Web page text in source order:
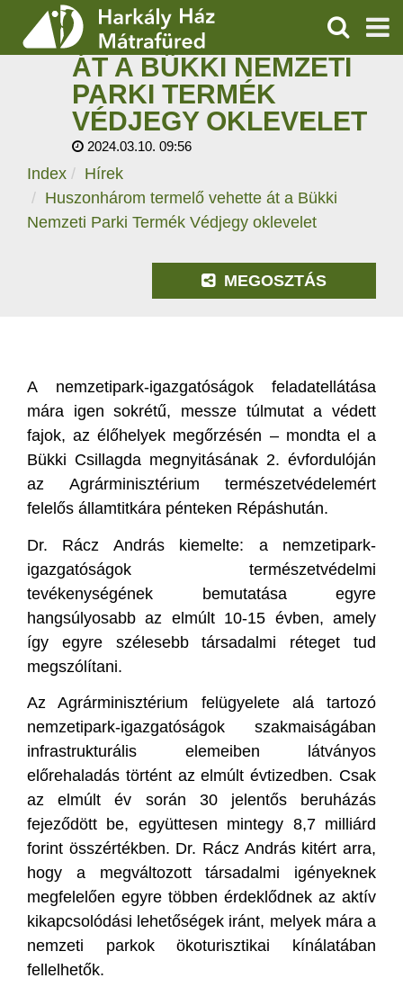
SZOLGÁLTATÁSOK
PROGRAMOK
HÍREK
KERESÉS
HUSZONHÁROM
TERMELŐ VEHETTE
ÁT A BÜKKI NEMZETI
PARKI TERMÉK
VÉDJEGY OKLEVELET
2024.03.10. 09:56
Index
Hírek
Huszonhárom termelő vehette át a Bükki
Nemzeti Parki Termék Védjegy oklevelet
MEGOSZTÁS
A nemzetipark-igazgatóságok feladatellátása
mára igen sokrétű, messze túlmutat a védett
fajok, az élőhelyek megőrzésén – mondta el a
Bükki Csillagda megnyitásának 2. évfordulóján
az Agrárminisztérium természetvédelemért
felelős államtitkára pénteken Répáshután.
Dr. Rácz András kiemelte: a nemzetipark-
igazgatóságok természetvédelmi
tevékenységének bemutatása egyre
hangsúlyosabb az elmúlt 10-15 évben, amely
így egyre szélesebb társadalmi réteget tud
megszólítani.
Az Agrárminisztérium felügyelete alá tartozó
nemzetipark-igazgatóságok szakmaiságában
infrastrukturális elemeiben látványos
előrehaladás történt az elmúlt évtizedben. Csak
az elmúlt év során 30 jelentős beruházás
fejeződött be, együttesen mintegy 8,7 milliárd
forint összértékben. Dr. Rácz András kitért arra,
hogy a megváltozott társadalmi igényeknek
megfelelően egyre többen érdeklődnek az aktív
kikapcsolódási lehetőségek iránt, melyek mára a
nemzeti parkok ökoturisztikai kínálatában
fellelhetők.